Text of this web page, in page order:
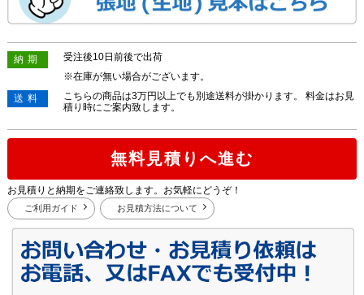
納期
受注後10日前後で出荷
※在庫が無い場合がございます。
送料
こちらの商品は3万円以上でも別途送料が掛かります。 料金はお見
積り時にご案内致します。
無料見積りへ進む
お見積りと納期をご連絡致します。お気軽にどうぞ！
ご利用ガイド お見積方法について